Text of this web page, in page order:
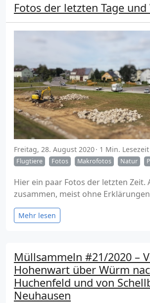
Fotos der letzten Tage und
Freitag, 28. August 2020 1 Min. Lesezeit
Flugtiere
Fotos Makrofotos Natur
Hier ein paar Fotos der letzten Zeit.
zusammen, meist ohne
Mehr lesen
Müllsammeln #21/2020 –
Hohenwart über Würm
Huchenfeld und von
Neuhausen